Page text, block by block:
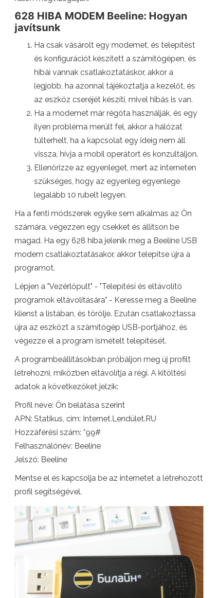
628 HIBA MODEM Beeline: Hogyan
javítsunk
Ha csak vásárolt egy modemet, és telepítést
és konfigurációt készített a számítógépen, és
hibái vannak csatlakoztatáskor, akkor a
legjobb, ha azonnal tájékoztatja a kezelőt, és
az eszköz cseréjét készíti, mivel hibás is van.
Ha a modemet már régóta használják, és egy
ilyen probléma merült fel, akkor a hálózat
túlterhelt, ha a kapcsolat egy ideig nem áll
vissza, hívja a mobil operátort és konzultáljon.
Ellenőrizze az egyenleget, mert az interneten
szükséges, hogy az egyenleg egyenlege
legalább 10 rubelt legyen.
Ha a fenti módszerek egyike sem alkalmas az Ön
számára, végezzen egy csekket és állítson be
magad. Ha egy 628 hiba jelenik meg a Beeline USB
modem csatlakoztatásakor, akkor telepítse újra a
programot.
Lépjen a "Vezérlőpult" - "Telepítési és eltávolító
programok eltávolítására" - Keresse meg a Beeline
klienst a listában, és törölje. Ezután csatlakoztassa
újra az eszközt a számítógép USB-portjához, és
végezze el a program ismételt telepítését.
A programbeállításokban próbáljon meg új profilt
létrehozni, miközben eltávolítja a régi. A kitöltési
adatok a következőket jelzik:
Profil neve: Ön belátása szerint
APN: Statikus, cím: Internet.Lendület.RU
Hozzáférési szám: *99#
Felhasználónév: Beeline
Jelszó: Beeline
Mentse el és kapcsolja be az internetet a létrehozott
profil segítségével.